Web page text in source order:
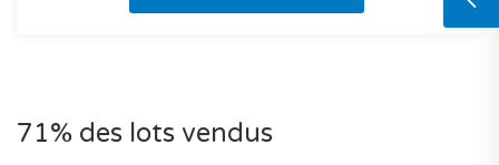
71% des lots vendus